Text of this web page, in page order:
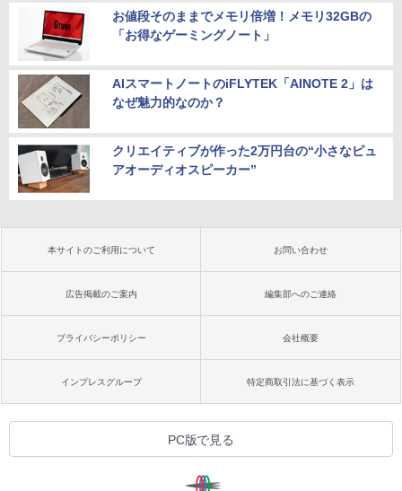
お値段そのままでメモリ倍増！メモリ32GBの
「お得なゲーミングノート」
AIスマートノートのiFLYTEK「AINOTE 2」は
なぜ魅力的なのか？
クリエイティブが作った2万円台の“小さなピュ
アオーディオスピーカー”
本サイトのご利用について お問い合わせ
広告掲載のご案内 編集部へのご連絡
プライバシーポリシー 会社概要
インプレスグループ 特定商取引法に基づく表示
PC版で見る